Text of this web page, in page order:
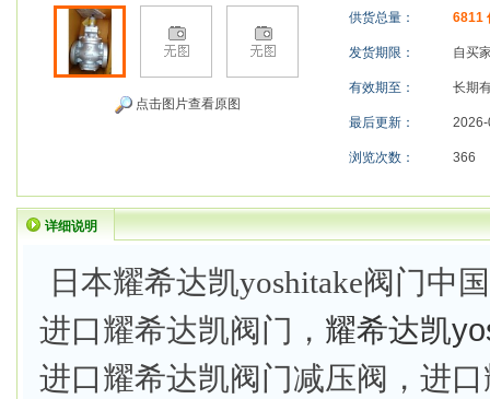
点击图片查看原图
供货总量： 6811
发货期限： 自买
有效期至： 长期
最后更新：
浏览次数： 366
详细说明
日本耀希达凯yoshitake阀门中
进口耀希达凯阀门， 耀希达凯
进口耀希达凯阀门减压阀，进